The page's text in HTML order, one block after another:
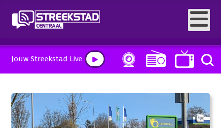
Jouw Streekstad Live